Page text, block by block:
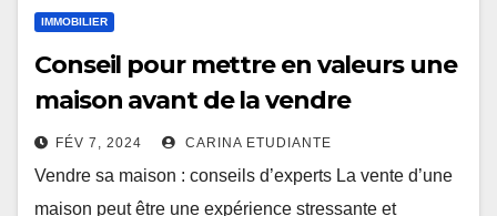
IMMOBILIER
Conseil pour mettre en valeurs une
maison avant de la vendre
FÉV 7, 2024 CARINA ETUDIANTE
Vendre sa maison : conseils d’experts La vente d’une
maison peut être une expérience stressante et